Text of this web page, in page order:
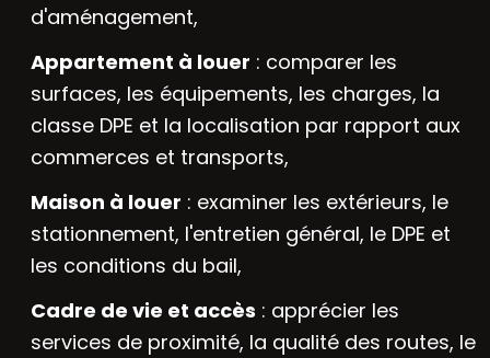
d'aménagement,
Appartement à louer : comparer les
surfaces, les équipements, les charges, la
classe DPE et la localisation par rapport aux
commerces et transports,
Maison à louer : examiner les extérieurs, le
stationnement, l'entretien général, le DPE et
les conditions du bail,
Cadre de vie et accès : apprécier les
services de proximité, la qualité des routes, le